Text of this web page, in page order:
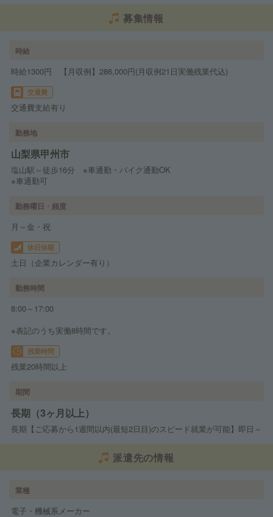
募集情報
時給
時給1300円 【月収例】286,000円(月収例21日実働残業代込)
交通費
交通費支給有り
勤務地
山梨県甲州市
塩山駅～徒歩16分 ※車通勤・バイク通勤OK
※車通勤可
勤務曜日・頻度
月～金・祝
休日休暇
土日（企業カレンダー有り）
勤務時間
8:00～17:00
※表記のうち実働8時間です。
残業時間
残業20時間以上
期間
長期（3ヶ月以上）
長期【ご応募から1週間以内(最短2日目)のスピード就業が可能】即日～
派遣先の情報
業種
電子・機械系メーカー